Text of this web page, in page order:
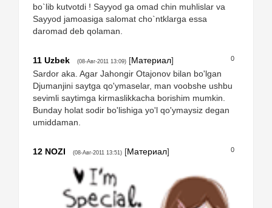
bo`lib kutvotdi ! Sayyod ga omad chin muhlislar va
Sayyod jamoasiga salomat cho`ntklarga essa
daromad deb qolaman.
0
11 Uzbek (08-Авг-2011 13:09) [Материал]
Sardor aka. Agar Jahongir Otajonov bilan bo'lgan
Djumanjini saytga qo'ymaselar, man voobshe ushbu
sevimli saytimga kirmaslikkacha borishim mumkin.
Bunday holat sodir bo'lishiga yo'l qo'ymaysiz degan
umiddaman.
0
12 NOZI (08-Авг-2011 13:51) [Материал]